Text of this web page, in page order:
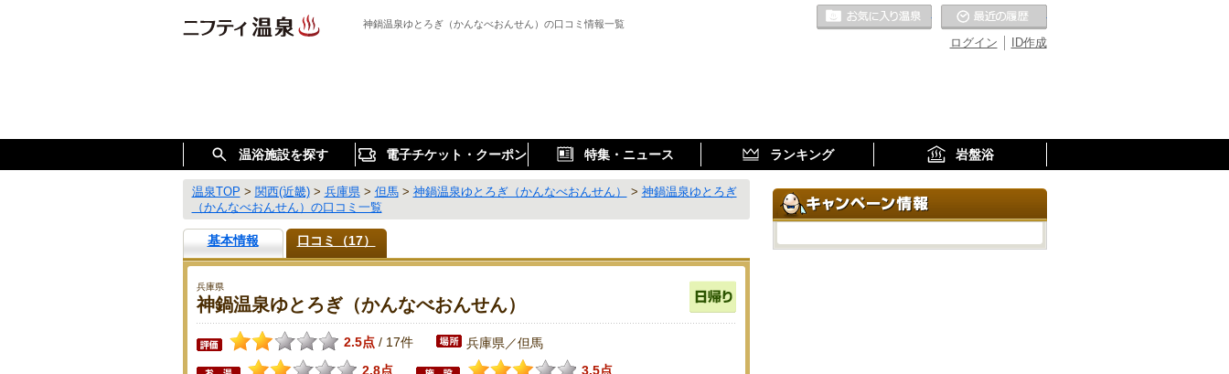
神鍋温泉ゆとろぎ（かんなべおんせん）の口コミ情報一覧
ID作成
ログイン
お気に入りの温泉
温浴施設を探す 電子チケット・クーポン 特集・ニュース ランキング 岩盤浴
温泉TOP > 関西(近畿)> 兵庫県> 但馬> 神鍋温泉ゆとろぎ（かんなべおんせん） > 神鍋温泉ゆとろぎ
（かんなべおんせん）の口コミ一覧
基本情報 口コミ（17）
兵庫県
神鍋温泉ゆとろぎ（かんなべおんせん）
2.5点 / 17件 兵庫県／但馬
2.8点
3.5点